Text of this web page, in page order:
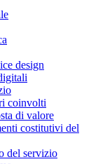
design
coinvolti
di valore
costitutivi del
del servizio